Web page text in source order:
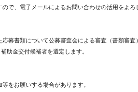
で、電子メールによるお問い合わせの活用をよろ
書類について公募審査会による審査（書類審査
助金交付候補者を選定します。
お願いする場合があります。